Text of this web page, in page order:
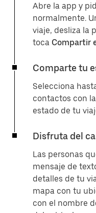
Abre la app y
normalmente.
viaje, desliza la
toca Compartir
Comparte tu
Selecciona
contactos con
estado de tu
Disfruta del
Las personas
mensaje de
detalles de tu
mapa con tu
con el nombre